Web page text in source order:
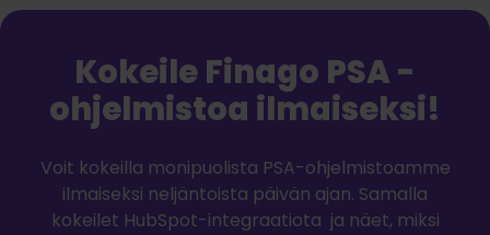
Kokeile Finago PSA -
ohjelmistoa ilmaiseksi!
Voit kokeilla monipuolista PSA-ohjelmistoamme
ilmaiseksi neljäntoista päivän ajan. Samalla
kokeilet HubSpot-integraatiota ja näet, miksi